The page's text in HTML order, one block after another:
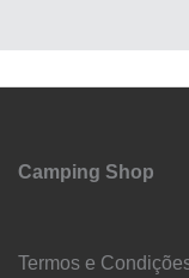
Camping Shop
Termos e